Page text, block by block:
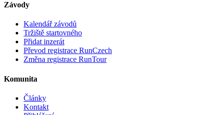
Závody
Kalendář závodů
Tržiště startovného
Přidat inzerát
Převod registrace RunCzech
Změna registrace RunTour
Komunita
Články
Kontakt